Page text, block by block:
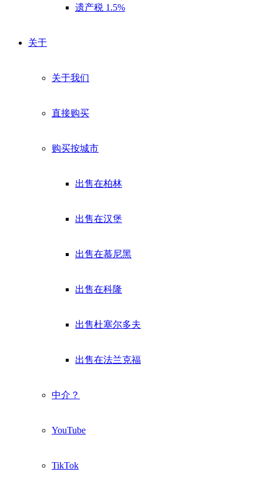
遗产税 1.5%
关于
关于我们
直接购买
购买按城市
出售在柏林
出售在汉堡
出售在慕尼黑
出售在科隆
出售杜塞尔多夫
出售在法兰克福
中介？
YouTube
TikTok